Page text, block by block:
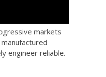
markets
engineer reliable.